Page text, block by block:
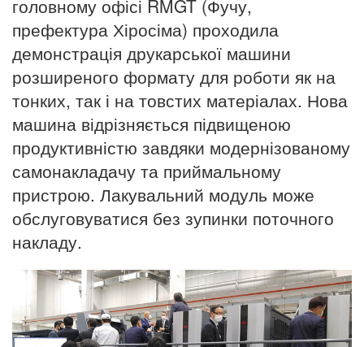
головному офісі RMGT (Фучу,
префектура Хіросіма) проходила
демонстрація друкарської машини
розширеного формату для роботи як на
тонких, так і на товстих матеріалах. Нова
машина відрізняється підвищеною
продуктивністю завдяки модернізованому
самонакладачу та приймальному
пристрою. Лакувальний модуль може
обслуговуватися без зупинки поточного
накладу.